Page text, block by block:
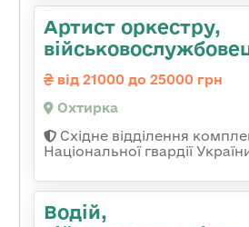
Артист оркестру,
від 21000 до 25000 грн
Охтирка
Східне відділення
Національної гвардії
Водій,